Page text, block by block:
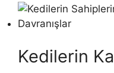
Kedilerin